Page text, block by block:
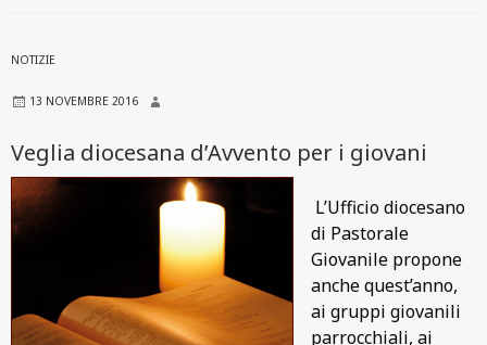
NOTIZIE
13 NOVEMBRE 2016
Veglia diocesana d’Avvento per i giovani
L’Ufficio diocesano
di Pastorale
Giovanile propone
anche quest’anno,
ai gruppi giovanili
parrocchiali, ai